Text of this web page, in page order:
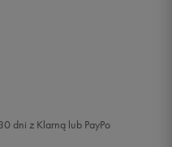
dni z Klarną lub PayPo